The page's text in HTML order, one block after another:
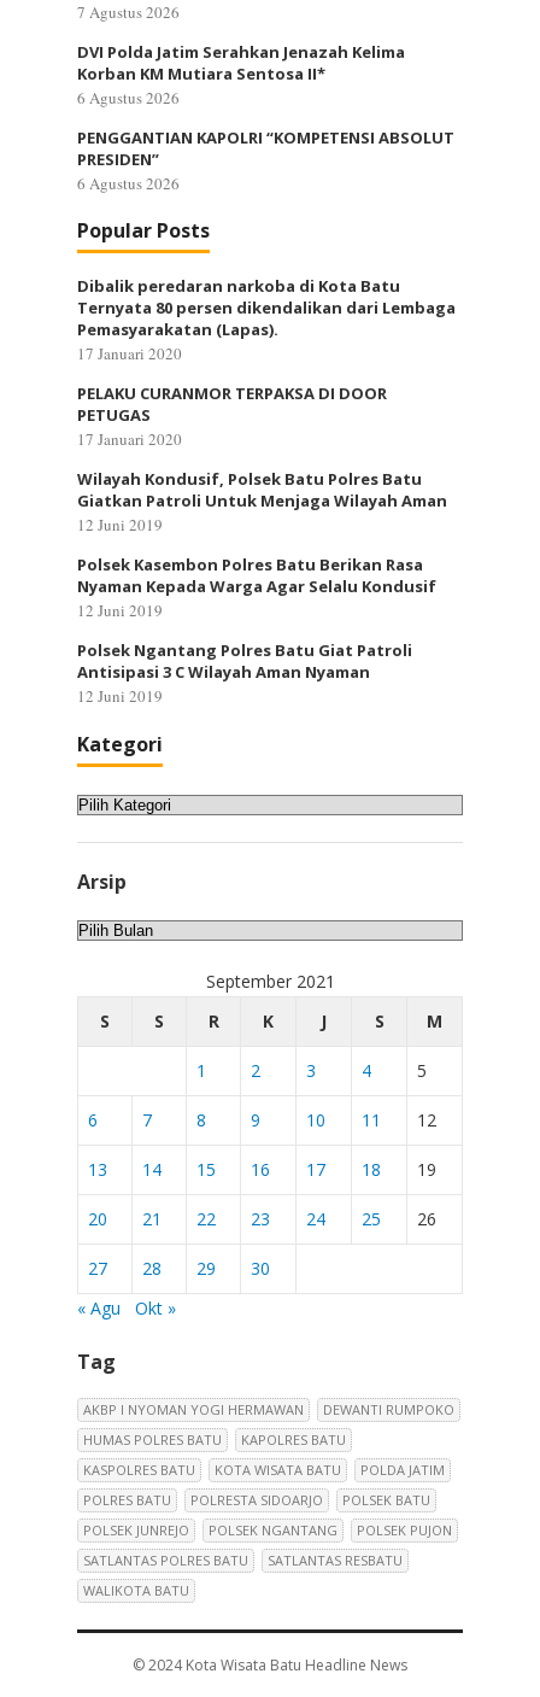
7 Agustus 2026
DVI Polda Jatim Serahkan Jenazah Kelima
Korban KM Mutiara Sentosa II*
6 Agustus 2026
PENGGANTIAN KAPOLRI “KOMPETENSI ABSOLUT
PRESIDEN”
6 Agustus 2026
Popular Posts
Dibalik peredaran narkoba di Kota Batu
Ternyata 80 persen dikendalikan dari Lembaga
Pemasyarakatan (Lapas).
17 Januari 2020
PELAKU CURANMOR TERPAKSA DI DOOR
PETUGAS
17 Januari 2020
Wilayah Kondusif, Polsek Batu Polres Batu
Giatkan Patroli Untuk Menjaga Wilayah Aman
12 Juni 2019
Polsek Kasembon Polres Batu Berikan Rasa
Nyaman Kepada Warga Agar Selalu Kondusif
12 Juni 2019
Polsek Ngantang Polres Batu Giat Patroli
Antisipasi 3 C Wilayah Aman Nyaman
12 Juni 2019
Kategori
Kategori
Arsip
Arsip
September 2021
S
S R K J S M
1 2 3 4 5
6 7 8 9 10 11 12
13 14 15 16 17 18 19
20 21 22 23 24 25 26
27 28 29
30
« Agu
Okt »
Tag
AKBP I NYOMAN YOGI HERMAWAN
DEWANTI RUMPOKO
HUMAS POLRES BATU
KAPOLRES BATU
KASPOLRES BATU
KOTA WISATA BATU
POLDA JATIM
POLRES BATU
POLRESTA SIDOARJO
POLSEK BATU
POLSEK JUNREJO
POLSEK NGANTANG
POLSEK PUJON
SATLANTAS POLRES BATU
SATLANTAS RESBATU
WALIKOTA BATU
© 2024Kota Wisata Batu Headline News